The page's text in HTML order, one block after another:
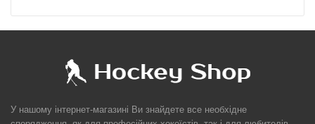
У нашому інтернет-магазині Ви знайдете все необхідне